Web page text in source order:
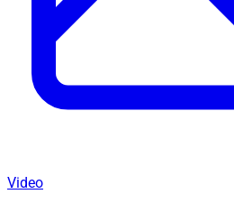
Video